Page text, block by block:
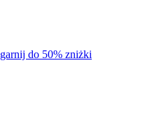
do 50% zniżki